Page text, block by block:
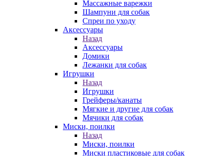
Массажные варежки
Шампуни для собак
Спреи по уходу
Аксессуары
Назад
Аксессуары
Домики
Лежанки для собак
Игрушки
Назад
Игрушки
Грейферы/канаты
Мягкие и другие для собак
Мячики для собак
Миски, поилки
Назад
Миски, поилки
Миски пластиковые для собак